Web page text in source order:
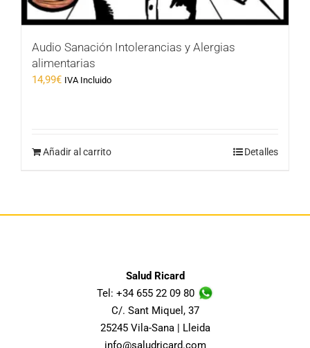
Audio Sanación Intolerancias y Alergias
alimentarias
14,99€ IVA Incluido
Añadir al carrito Detalles
Salud Ricard
Tel: +34 655 22 09 80
C/. Sant Miquel, 37
25245 Vila-Sana | Lleida
info@saludricard.com